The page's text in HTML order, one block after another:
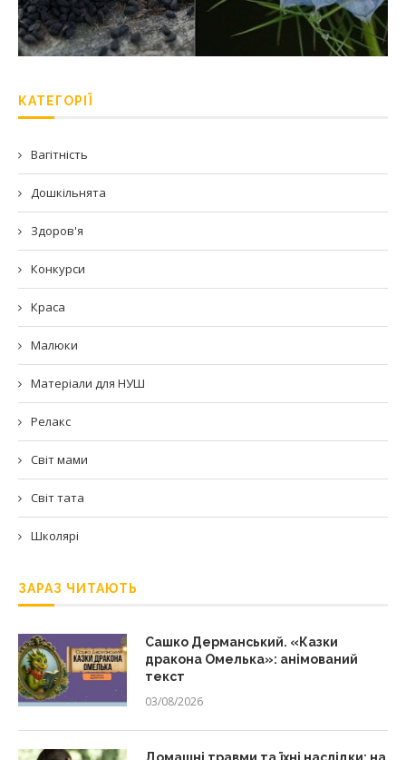
КАТЕГОРІЇ
Вагітність
Дошкільнята
Здоров'я
Конкурси
Краса
Малюки
Матеріали для НУШ
Релакс
Світ мами
Світ тата
Школярі
ЗАРАЗ ЧИТАЮТЬ
Сашко Дерманський. «Казки
дракона Омелька»: анімований
текст
03/08/2026